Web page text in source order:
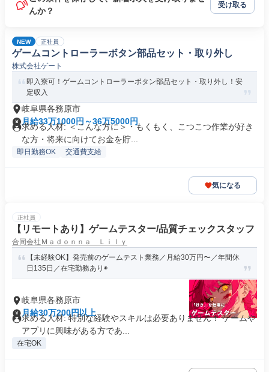
んか？
受け取る
NEW 正社員
ゲームコントローラーボタン部品セット・取り外し
株式会社ゲート
即入寮可！ゲームコントローラーボタン部品セット・取り外し！安
定収入
岐阜県各務原市
月給33万1000円～36万5000円
求める人材: ＜こんな方に＞・もくもく、こつこつ作業が好き
な方・将来に向けてお金を貯...
即日勤務OK 交通費支給
気になる
正社員
【リモートあり】ゲームテスター/品質チェックスタッフ
合同会社Ｍａｄｏｎｎａ Ｌｉｌｙ
【未経験OK】発売前のゲームテスト業務／月給30万円〜／年間休
日135日／在宅勤務あり◉
岐阜県各務原市
月給30万200円以上
求める人材: 特別な経験やスキルは必要ありません！ ゲームや
アプリに興味がある方であ...
在宅OK